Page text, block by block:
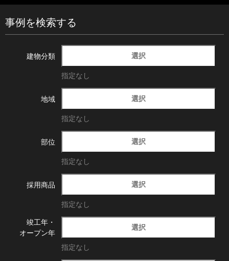
事例を検索する
建物分類 選択
指定なし
地域 選択
指定なし
部位 選択
指定なし
採用商品 選択
指定なし
竣工年・
オープン年
選択
指定なし